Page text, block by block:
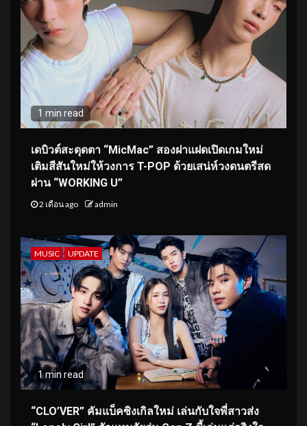
1 min read
เดบิวต์สะดุดตา “MicMac” สองฝาแฝดเปิดเกมใหม่
เติมสีสันใหม่ให้วงการ T-POP ด้วยเสน่ห์วงดนตรีสด
ผ่าน “WORKING U”
2 เดือน ago admin
MUSIC UPDATE
1 min read
“CLO’VER” คัมแบ็คซิงเกิลใหม่ เล่นกับใจพี่สาวส่ง